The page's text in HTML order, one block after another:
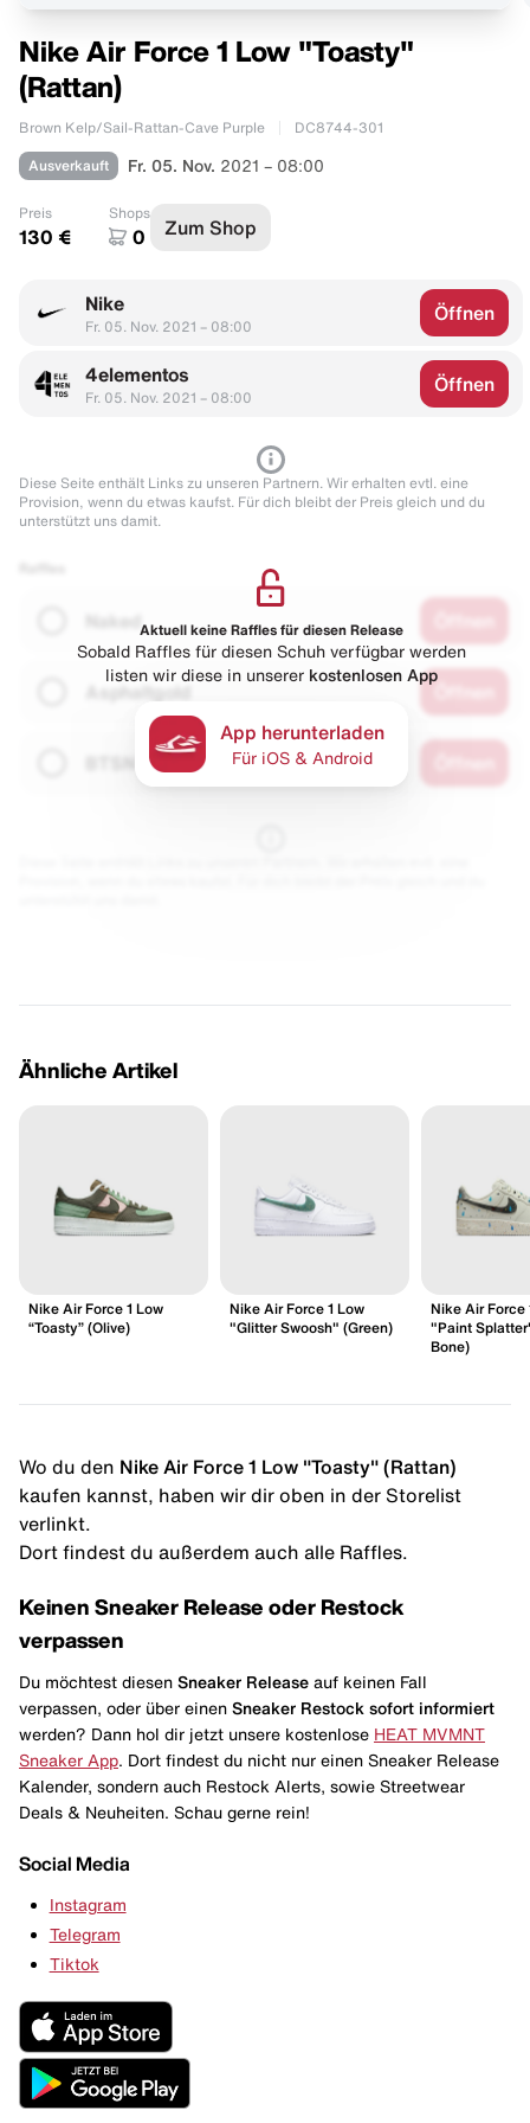
Nike Air Force 1 Low "Toasty"
(Rattan)
Brown Kelp/Sail-Rattan-Cave Purple DC8744-301
Ausverkauft Fr. 05. Nov. 2021 – 08:00
Preis
130 €
Shops
0 Zum Shop
Nike
Fr. 05. Nov. 2021 – 08:00
Öffnen
4elementos
Fr. 05. Nov. 2021 – 08:00
Öffnen
Diese Seite enthält Links zu unseren Partnern. Wir erhalten evtl. eine
Provision, wenn du etwas kaufst. Für dich bleibt der Preis gleich und du
unterstützt uns damit.
Naked
Asphaltgold
Aktuell keine Raffles für diesen Release
Sobald Raffles für diesen Schuh verfügbar werden
listen wir diese in unserer kostenlosen App
App herunterladen
Für iOS & Android
Ähnliche Artikel
Nike Air Force 1 Low
“Toasty” (Olive)
Nike Air Force 1 Low
"Glitter Swoosh" (Green)
Nike Air Force
"Paint
Bone)
Wo du den Nike Air Force 1 Low "Toasty" (Rattan)
kaufen kannst, haben wir dir oben in der Storelist
verlinkt.
Dort findest du außerdem auch alle Raffles.
Keinen Sneaker Release oder Restock
verpassen
Du möchtest diesen Sneaker Release auf keinen Fall
verpassen, oder über einen Sneaker Restock sofort informiert
werden? Dann hol dir jetzt unsere kostenlose HEAT MVMNT
Sneaker App . Dort findest du nicht nur einen Sneaker Release
Kalender, sondern auch Restock Alerts, sowie Streetwear
Deals & Neuheiten. Schau gerne rein!
Social Media
Instagram
Telegram
Tiktok